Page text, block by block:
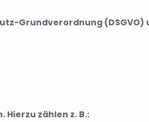
Grundverordnung (DSGVO)
zählen z. B.: